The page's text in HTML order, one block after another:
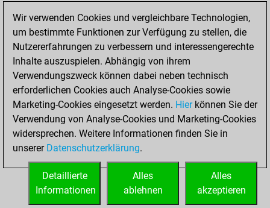
Matt auf vollem Brett
0
Bauer setzt Matt
0
Erstickte Matts
Unterverwandlungen
Türme auf der siebten
0
STARTSEITE
Wir verwenden Cookies und vergleichbare Technologien,
um bestimmte Funktionen zur Verfügung zu stellen, die
Nutzererfahrungen zu verbessern und interessengerechte
Inhalte auszuspielen. Abhängig von ihrem
Verwendungszweck können dabei neben technisch
erforderlichen Cookies auch Analyse-Cookies sowie
Marketing-Cookies eingesetzt werden. Hierkönnen Sie der
Verwendung von Analyse-Cookies und Marketing-Cookies
widersprechen. Weitere Informationen finden Sie in
unserer Datenschutzerklärung.
Alles
akzeptieren
Alles
ablehnen
Detaillierte
Informationen